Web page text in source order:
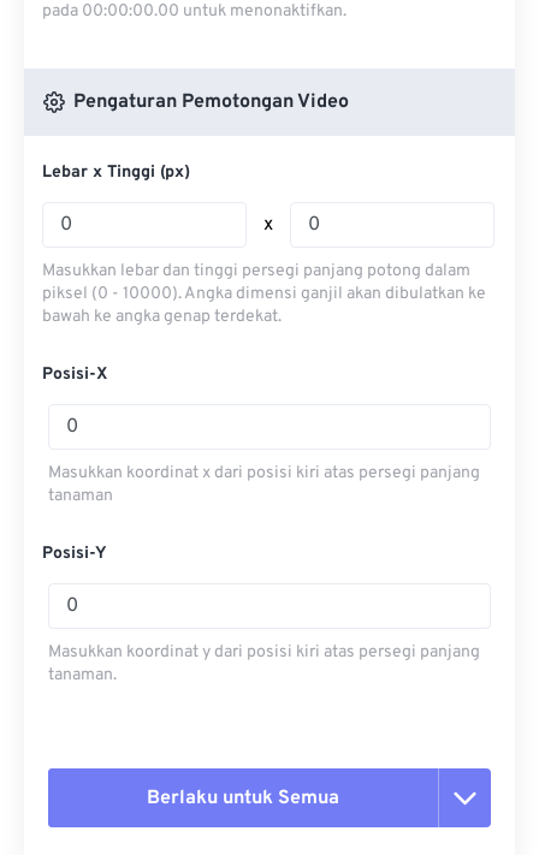
pada 00:00:00.00 untuk menonaktifkan.
Pengaturan Pemotongan Video
Lebar x Tinggi (px)
x
Masukkan lebar dan tinggi persegi panjang potong dalam
piksel (0 - 10000). Angka dimensi ganjil akan dibulatkan ke
bawah ke angka genap terdekat.
Posisi-X
Masukkan koordinat x dari posisi kiri atas persegi panjang
tanaman
Posisi-Y
Masukkan koordinat y dari posisi kiri atas persegi panjang
tanaman.
Berlaku untuk Semua